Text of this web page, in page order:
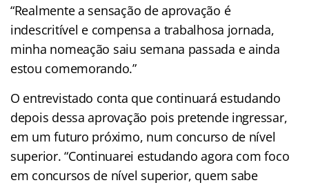
“Realmente a sensação de aprovação é
indescritível e compensa a trabalhosa jornada,
minha nomeação saiu semana passada e ainda
estou comemorando.”
O entrevistado conta que continuará estudando
depois dessa aprovação pois pretende ingressar,
em um futuro próximo, num concurso de nível
superior. “Continuarei estudando agora com foco
em concursos de nível superior, quem sabe